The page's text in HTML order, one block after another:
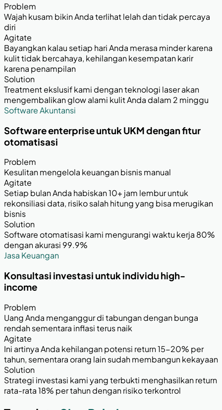
Problem
Wajah kusam bikin Anda terlihat lelah dan tidak percaya
diri
Agitate
Bayangkan kalau setiap hari Anda merasa minder karena
kulit tidak bercahaya, kehilangan kesempatan karir
karena penampilan
Solution
Treatment ekslusif kami dengan teknologi laser akan
mengembalikan glow alami kulit Anda dalam 2 minggu
Software Akuntansi
Software enterprise untuk UKM dengan fitur
otomatisasi
Problem
Kesulitan mengelola keuangan bisnis manual
Agitate
Setiap bulan Anda habiskan 10+ jam lembur untuk
rekonsiliasi data, risiko salah hitung yang bisa merugikan
bisnis
Solution
Software otomatisasi kami mengurangi waktu kerja 80%
dengan akurasi 99.9%
Jasa Keuangan
Konsultasi investasi untuk individu high-
income
Problem
Uang Anda menganggur di tabungan dengan bunga
rendah sementara inflasi terus naik
Agitate
Ini artinya Anda kehilangan potensi return 15-20% per
tahun, sementara orang lain sudah membangun kekayaan
Solution
Strategi investasi kami yang terbukti menghasilkan return
rata-rata 18% per tahun dengan risiko terkontrol